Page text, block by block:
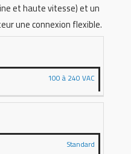
et haute vitesse) et un
une connexion flexible.
100 à 240 VAC
Standard